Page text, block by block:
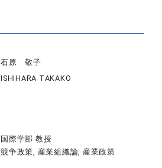
石原 敬子
ISHIHARA TAKAKO
国際学部 教授
競争政策, 産業組織論, 産業政策